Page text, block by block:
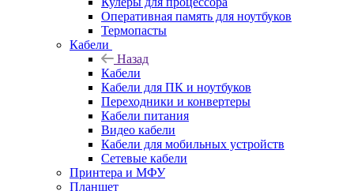
Оперативная память для ноутбуков
Термопасты
Кабели
Назад
Кабели
Кабели для ПК и ноутбуков
Переходники и конвертеры
Кабели питания
Видео кабели
Кабели для мобильных устройств
Сетевые кабели
Принтера и МФУ
Планшет